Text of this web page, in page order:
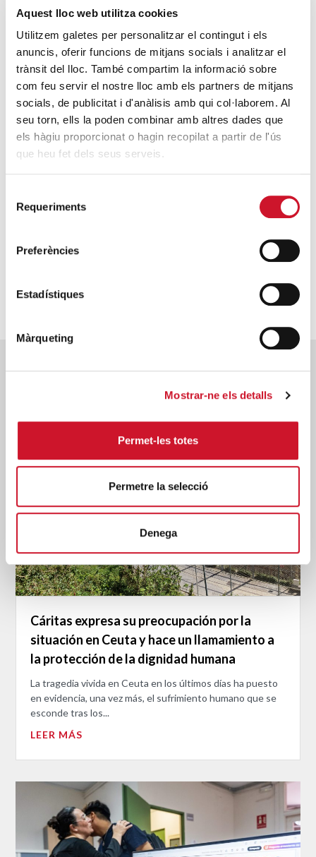
Aquest lloc web utilitza cookies
Utilitzem galetes per personalitzar el contingut i els
anuncis, oferir funcions de mitjans socials i analitzar el
trànsit del lloc. També compartim la informació sobre
com feu servir el nostre lloc amb els partners de mitjans
socials, de publicitat i d'anàlisis amb qui col·laborem. Al
seu torn, ells la poden combinar amb altres dades que
els hàgiu proporcionat o hagin recopilat a partir de l'ús
que heu fet dels seus serveis.
Requeriments
Preferències
Estadístiques
Màrqueting
Mostrar-ne els detalls
Permet-les totes
Permetre la selecció
Denega
situación difícil.
ENTRAR
Posts relacionados
Cáritas expresa su preocupación por la
situación en Ceuta y hace un llamamiento a
la protección de la dignidad humana
La tragedia vivida en Ceuta en los últimos días ha puesto
en evidencia, una vez más, el sufrimiento humano que se
esconde tras los...
LEER MÁS